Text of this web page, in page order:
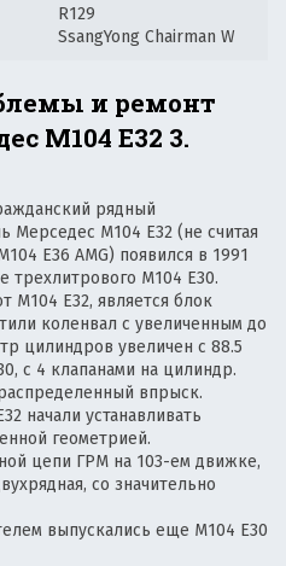
R129
SsangYong Chairman W
и ремонт
М104 Е32 3.
рядный
Мерседес М104 Е32 (не считая
E36 AMG) появился в 1991
трехлитрового М104 Е30.
М104 Е32, является блок
коленвал с увеличенным до
цилиндров увеличен с 88.5
с 4 клапанами на цилиндр.
впрыск.
начали устанавливать
геометрией.
цепи ГРМ на 103-ем движке,
со значительно
выпускались еще М104 Е30